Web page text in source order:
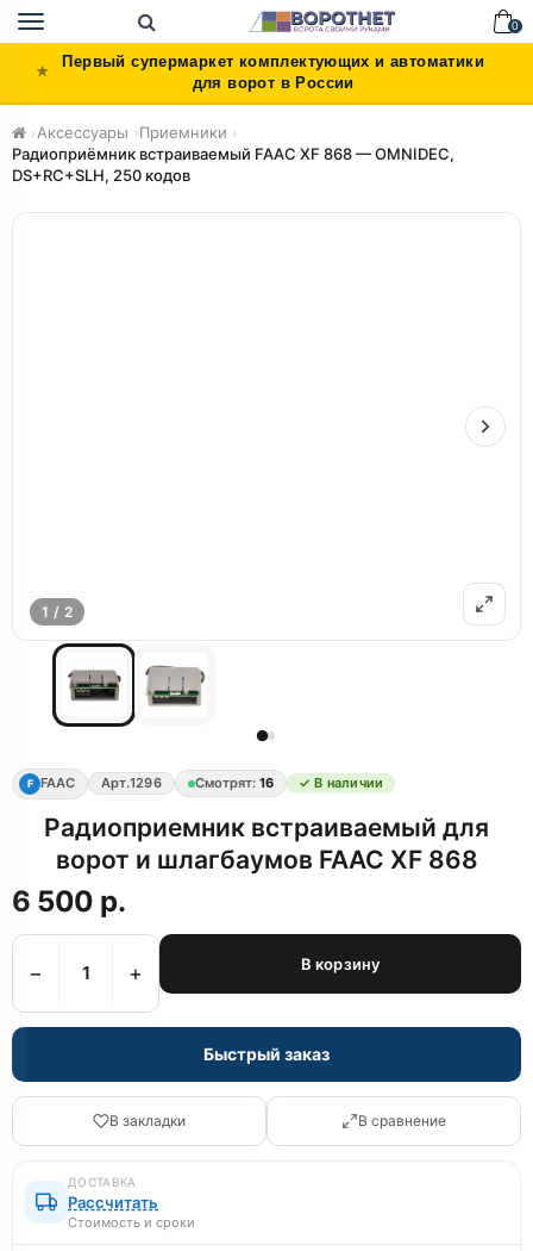
Toggle
navigation
0
Первый супермаркет комплектующих и автоматики
для ворот в России
›Аксессуары ›Приемники ›
Радиоприёмник встраиваемый FAAC XF 868 — OMNIDEC,
DS+RC+SLH, 250 кодов
1 / 2
F FAAC Арт.1296 Смотрят: 16 ✓ В наличии
Радиоприемник встраиваемый для
ворот и шлагбаумов FAAC XF 868
6 500 р.
− + В корзину
Быстрый заказ
В закладки В сравнение
ДОСТАВКА
Рассчитать
Стоимость и сроки